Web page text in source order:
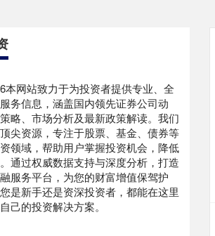
本网站致力于为投资者提供专业、全
务信息，涵盖国内领先证券公司动
略、市场分析及最新政策解读。我们
尖资源，专注于股票、基金、债券等
领域，帮助用户掌握投资机会，降低
通过权威数据支持与深度分析，打造
服务平台，为您的财富增值保驾护
是新手还是资深投资者，都能在这里
己的投资解决方案。